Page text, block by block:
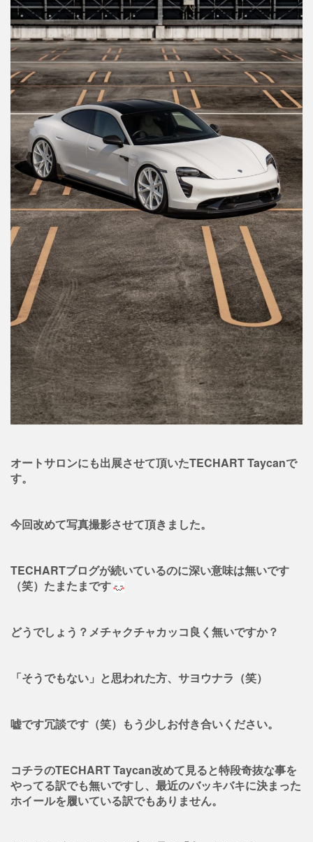
オートサロンにも出展させて頂いたTECHART Taycanで
す。
今回改めて写真撮影させて頂きました。
TECHARTブログが続いているのに深い意味は無いです
（笑）たまたまです
どうでしょう？メチャクチャカッコ良く無いですか？
「そうでもない」と思われた方、サヨウナラ（笑）
嘘です冗談です（笑）もう少しお付き合いください。
コチラのTECHART Taycan改めて見ると特段奇抜な事を
やってる訳でも無いですし、最近のバッキバキに決まった
ホイールを履いている訳でもありません。